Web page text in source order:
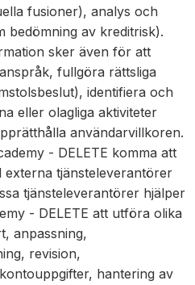
fusioner), analys och
bedömning av kreditrisk).
sker även för att
fullgöra rättsliga
identifiera och
eller olagliga aktiviteter
användarvillkoren.
- DELETE komma att
externa tjänsteleverantörer
tjänsteleverantörer hjälper
- DELETE att utföra olika
anpassning,
revision,
hantering av